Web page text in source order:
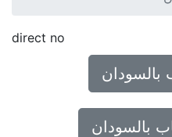
direct no